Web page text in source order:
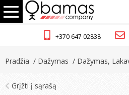
+370 647 02838
Pradžia / Dažymas / Dažymas,
Grįžti į sąrašą